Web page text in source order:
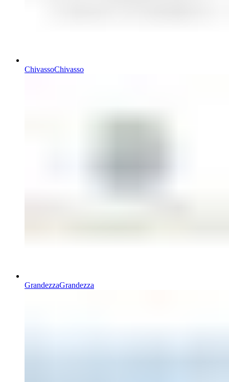
ChivassoChivasso
GrandezzaGrandezza